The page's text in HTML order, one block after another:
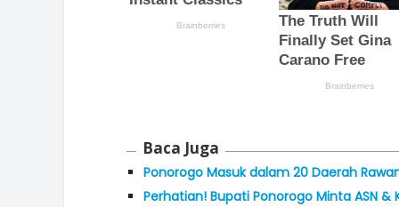
Baca Juga
Ponorogo Masuk dalam 20 Daerah
Perhatian! Bupati Ponorogo Minta ASN &